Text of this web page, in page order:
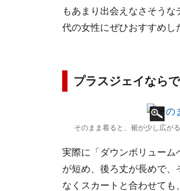
もあまり出会えなさそう
代の女性にぜひおすすめし
プラスジェイなら
そのまま着ると、裾が少し広が
実際に「ダウンボリュー
が短め、後ろ丈が長めで
なくスカートと合わせても